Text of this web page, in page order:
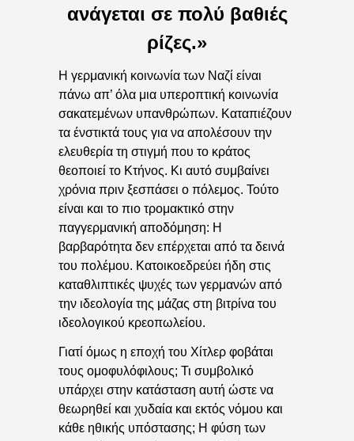
ανάγεται σε πολύ βαθιές
ρίζες.»
Η γερμανική κοινωνία των Ναζί είναι
πάνω απ’ όλα μια υπεροπτική κοινωνία
σακατεμένων υπανθρώπων. Καταπιέζουν
τα ένστικτά τους για να απολέσουν την
ελευθερία τη στιγμή που το κράτος
θεοποιεί το Κτήνος. Κι αυτό συμβαίνει
χρόνια πριν ξεσπάσει ο πόλεμος. Τούτο
είναι και το πιο τρομακτικό στην
παγγερμανική αποδόμηση: Η
βαρβαρότητα δεν επέρχεται από τα δεινά
του πολέμου. Κατοικοεδρεύει ήδη στις
καταθλιπτικές ψυχές των γερμανών από
την ιδεολογία της μάζας στη βιτρίνα του
ιδεολογικού κρεοπωλείου.
Γιατί όμως η εποχή του Χίτλερ φοβάται
τους ομοφυλόφιλους; Τι συμβολικό
υπάρχει στην κατάσταση αυτή ώστε να
θεωρηθεί και χυδαία και εκτός νόμου και
κάθε ηθικής υπόστασης; Η φύση των